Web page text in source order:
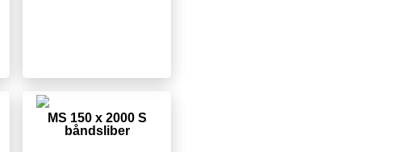
MS 150 x 2000 S
båndsliber